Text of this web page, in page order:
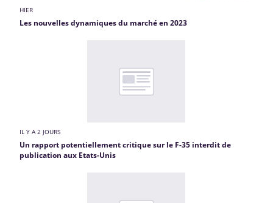
HIER
Les nouvelles dynamiques du marché en 2023
IL Y A 2 JOURS
Un rapport potentiellement critique sur le F-35 interdit de
publication aux Etats-Unis